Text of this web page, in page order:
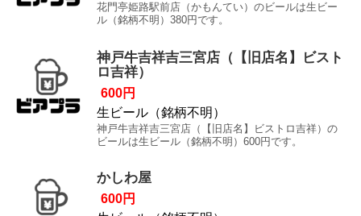
花門亭姫路駅前店（かもんてい）のビールは生ビー
ル（銘柄不明）380円です。
神戸牛吉祥吉三宮店（【旧店名】ビスト
ロ吉祥）
600円
生ビール（銘柄不明）
神戸牛吉祥吉三宮店（【旧店名】ビストロ吉祥）の
ビールは生ビール（銘柄不明）600円です。
かしわ屋
600円